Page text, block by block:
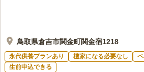
鳥取県倉吉市関金町関金宿1218
永代供養プランあり 檀家になる必要なし
生前申込できる